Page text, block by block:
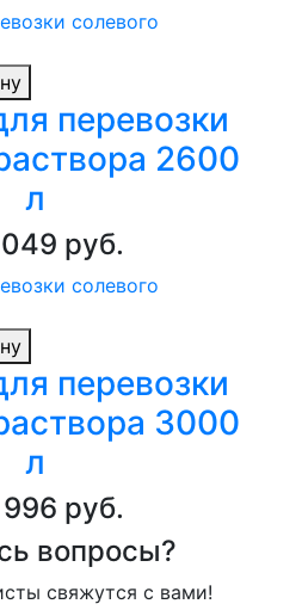
перевозки
2600
л
руб.
перевозки
3000
л
руб.
вопросы?
свяжутся с вами!